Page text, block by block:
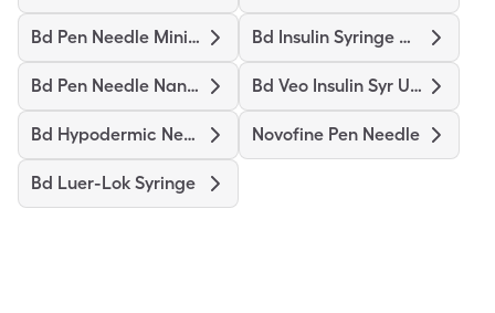
Bd Pen Needle Mini Ultrafine Bd Insulin Syringe Ultrafine
Bd Pen Needle Nano Ultrafine Bd Veo Insulin Syr Ultrafine
Bd Hypodermic Needle Novofine Pen Needle
Bd Luer-Lok Syringe